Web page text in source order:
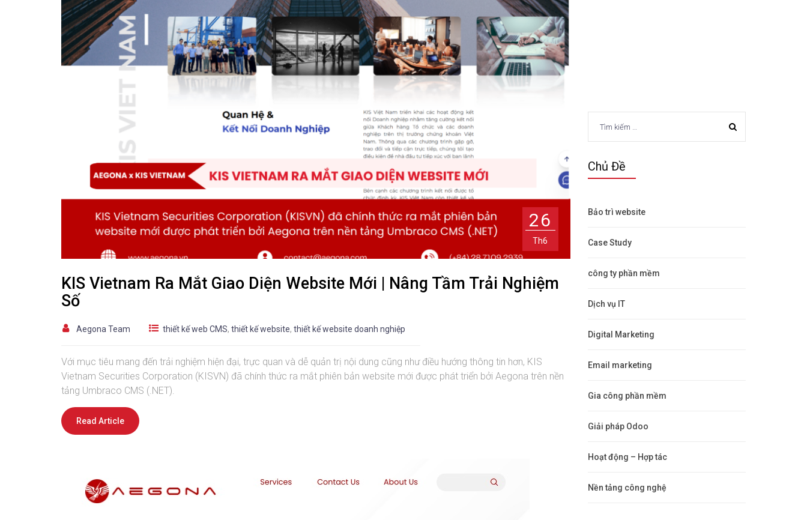
26
Th6
KIS Vietnam Ra Mắt Giao Diện Website Mới | Nâng Tầm Trải Nghiệm
Số
Aegona Team thiết kế web CMS, thiết kế website, thiết kế website doanh nghiệp
Với mục tiêu mang đến trải nghiệm hiện đại, trực quan và dễ quản trị nội dung cũng như điều hướng thông tin hơn, KIS
Vietnam Securities Corporation (KISVN) đã chính thức ra mắt phiên bản website mới được phát triển bởi Aegona trên nền
tảng Umbraco CMS (.NET).
Read Article
kiếm
Chủ Đề
Bảo trì website
Case Study
công ty phần mềm
Dịch vụ IT
Digital Marketing
Email marketing
Gia công phần mềm
Giải pháp Odoo
Hoạt động – Hợp tác
Nền tảng công nghệ